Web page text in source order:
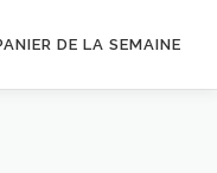
DE LA SEMAINE